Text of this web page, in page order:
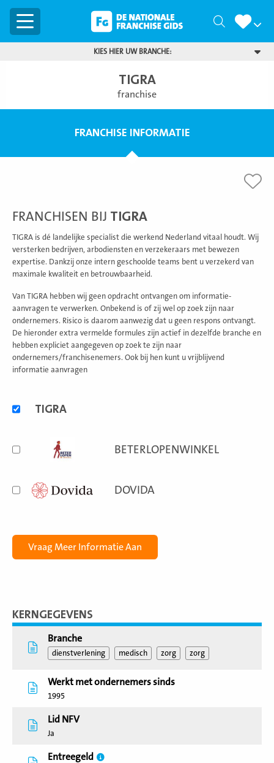
Menu Zoeken
KIES HIER UW BRANCHE:
TIGRA
franchise
FRANCHISE INFORMATIE
FRANCHISEN BIJ TIGRA
TIGRA is dé landelijke specialist die werkend Nederland vitaal houdt. Wij
versterken bedrijven, arbodiensten en verzekeraars met bewezen
expertise. Dankzij onze intern geschoolde teams bent u verzekerd van
maximale kwaliteit en betrouwbaarheid.
Van TIGRA hebben wij geen opdracht ontvangen om informatie-
aanvragen te verwerken. Onbekend is of zij wel op zoek zijn naar
ondernemers. Risico is daarom aanwezig dat u geen respons ontvangt.
De hieronder extra vermelde formules zijn actief in dezelfde branche en
hebben expliciet aangegeven op zoek te zijn naar
ondernemers/franchisenemers. Ook bij hen kunt u vrijblijvend
informatie aanvragen
formulesTIGRA
BETERLOPENWINKEL
DOVIDA
KERNGEGEVENS
Branche
dienstverlening medisch zorg zorg
Werkt met ondernemers sinds
1995
Lid NFV
Ja
Entreegeld